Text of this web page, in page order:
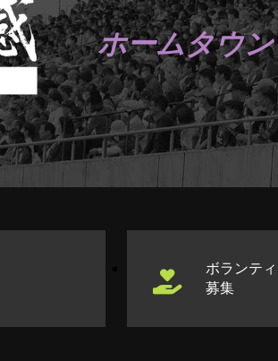
ホームタウ
ボランテ
募集